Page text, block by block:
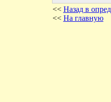
<< Назад в
<< На главную